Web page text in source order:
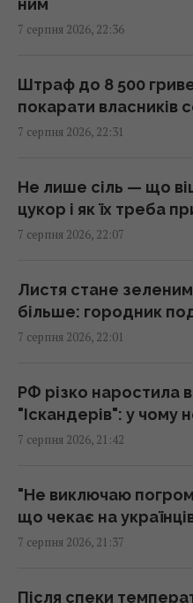
тривалий час не
21:20 п'ятниця, 07 серпня 2026
Суд продовжив
Коломойського,
проблеми зі
Росія встановила
своїх субмаринах,
20:35 п'ятниця, 07 серпня 2026
Що їсти для здоров’я
20:22 п'ятниця, 07 серпня 2026
Льотчик-утікач з
20:18 п'ятниця, 07 серпня 2026
Сенат США схвалив
20:17 п'ятниця, 07 серпня 2026
ним
7 серпня 2026, 22:36
Штраф до 8 500
покарати власників
7 серпня 2026, 22:31
Не лише сіль — що
цукор і як їх треба
7 серпня 2026, 22:07
Листя стане зеленим,
більше: городник
7 серпня 2026, 22:01
РФ різко наростила
"Іскандерів": у чому
7 серпня 2026, 21:42
"Не виключаю
що чекає на
7 серпня 2026, 21:37
Після спеки